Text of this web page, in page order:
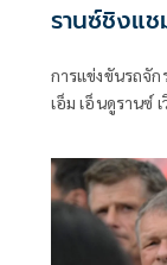
รานซ์ชิงแช
การแข่งขันรถจั
เอ็ม เอ็นดูรานซ์
ขึ้นในวันที่ 3-5
โดยในปีนี้นับเป็
“ฮอนด้า เรซซิ่
ซึ่งก็คือ “ก้อง”